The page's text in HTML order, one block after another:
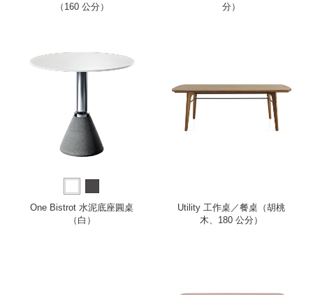
（160 公分）
分）
One Bistrot 水泥底座圓桌
（白）
Utility 工作桌／餐桌（胡桃
木、180 公分）